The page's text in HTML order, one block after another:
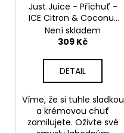
Just Juice - Příchuť -
ICE Citron & Coconut
- 30ml
Není skladem
309 Kč
DETAIL
Víme, že si tuhle sladkou
a krémovou chuť
zamilujete. Oživte své